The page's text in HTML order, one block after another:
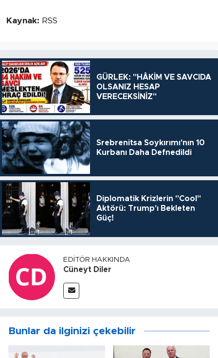
Kaynak: RSS
GÜRLEK: "HÂKİM VE SAVCIDA
OLSANIZ HESAP
VERECEKSİNİZ"
Srebrenitsa Soykırımı'nın 10
Kurbanı Daha Defnedildi
Diplomatik Krizlerin "Cool"
Aktörü: Trump'ı Bekleten
Güç!
EDITÖR HAKKINDA
Cüneyt Diler
Bunlar da ilginizi çekebilir